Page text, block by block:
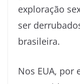
exploração
ser
brasileira.
Nos EUA, por